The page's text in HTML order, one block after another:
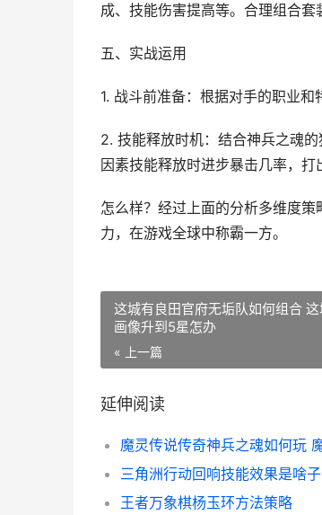
成、技能伤害提高等。合理组合套
五、实战运用
1. 战斗前准备：根据对手的职业
2. 技能释放时机：结合神兵之魂
因素技能释放时进步暴击几率，打
怎么样？经过上面的分析多维度
力，在游戏全球中称霸一方。
这城有良田官府无垢队如何组合
画像升到5星怎办
« 上一篇
延伸阅读
魔灵传说传奇神兵之魂如何玩
王者万象棋杨玉环方法策略